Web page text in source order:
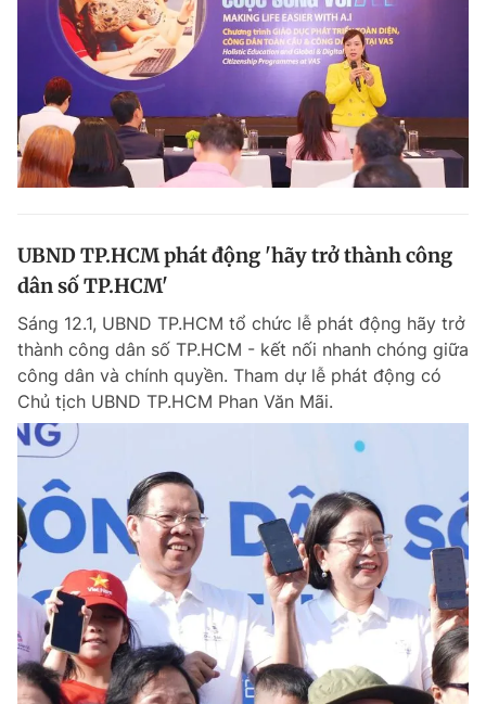
UBND TP.HCM phát động 'hãy trở thành công
dân số TP.HCM'
Sáng 12.1, UBND TP.HCM tổ chức lễ phát động hãy trở
thành công dân số TP.HCM - kết nối nhanh chóng giữa
công dân và chính quyền. Tham dự lễ phát động có
Chủ tịch UBND TP.HCM Phan Văn Mãi.